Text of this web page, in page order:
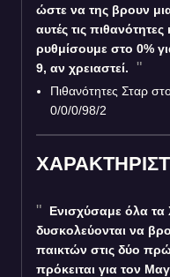
ώστε να της βρουν
αυτές τις
ρυθμίσουμε στο 0%
9, αν χρειαστεί.
Πιθανότητες Σταρ
0/0/0/98/2
Ενισχύσαμε όλα τα
δυσκολεύονται να
παικτών στις δύο
πρόκειται για τον